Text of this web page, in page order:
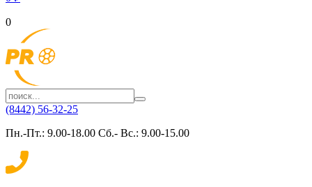
0
(8442) 56-32-25
Пн.-Пт.: 9.00-18.00 Сб.- Вс.: 9.00-15.00